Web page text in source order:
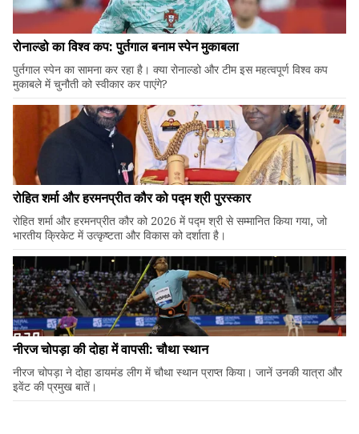
रोनाल्डो का विश्व कप: पुर्तगाल बनाम स्पेन मुकाबला
पुर्तगाल स्पेन का सामना कर रहा है। क्या रोनाल्डो और टीम इस महत्वपूर्ण विश्व कप
मुकाबले में चुनौती को स्वीकार कर पाएंगे?
रोहित शर्मा और हरमनप्रीत कौर को पद्म श्री पुरस्कार
रोहित शर्मा और हरमनप्रीत कौर को 2026 में पद्म श्री से सम्मानित किया गया, जो
भारतीय क्रिकेट में उत्कृष्टता और विकास को दर्शाता है।
नीरज चोपड़ा की दोहा में वापसी: चौथा स्थान
नीरज चोपड़ा ने दोहा डायमंड लीग में चौथा स्थान प्राप्त किया। जानें उनकी यात्रा और
इवेंट की प्रमुख बातें।